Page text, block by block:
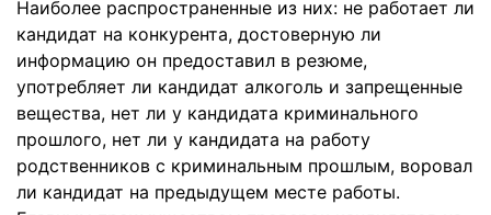
Наиболее распространенные из них: не работает ли
кандидат на конкурента, достоверную ли
информацию он предоставил в резюме,
употребляет ли кандидат алкоголь и запрещенные
вещества, нет ли у кандидата криминального
прошлого, нет ли у кандидата на работу
родственников с криминальным прошлым, воровал
ли кандидат на предыдущем месте работы.